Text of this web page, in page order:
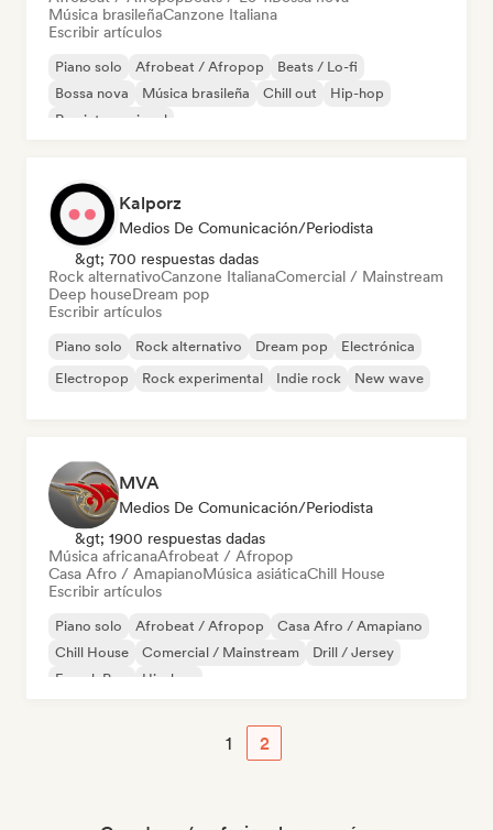
Música brasileñaCanzone Italiana
Escribir artículos
Piano solo Afrobeat / Afropop
Beats / Lo-fi
Bossa nova
Música brasileña Chill out
Hip-hop
Rap internacional
Kalporz
Medios De Comunicación/Periodista
&gt; 700 respuestas dadas
Rock alternativoCanzone ItalianaComercial / Mainstream
Deep houseDream pop
Escribir artículos
Piano solo Rock alternativo Dream pop
Electrónica
Electropop
Rock experimental Indie rock New wave
MVA
Medios De Comunicación/Periodista
&gt; 1900 respuestas dadas
Música africanaAfrobeat / Afropop
Casa Afro / AmapianoMúsica asiáticaChill House
Escribir artículos
Piano solo Afrobeat / Afropop
Casa Afro / Amapiano
Chill House
Comercial / Mainstream
Drill / Jersey
French Pop
Hip-hop
1 2